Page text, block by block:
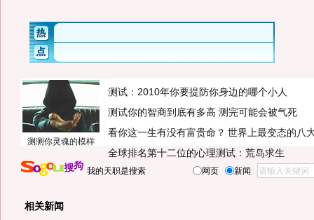
测测你灵魂的模样
测试：2010年你要提防你身边的哪个小人
测试你的智商到底有多高 测完可能会被气死
看你这一生有没有富贵命？ 世界上最变态的八
全球排名第十二位的心理测试：荒岛求生
我的天职是搜索 网页 新闻
相关新闻